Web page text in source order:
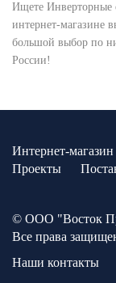
Ищете Инверторные
интернет-магазине
большой выбор по
России!
Интернет-магазин
Проекты
© ООО "Восток
Все права
Наши контакты